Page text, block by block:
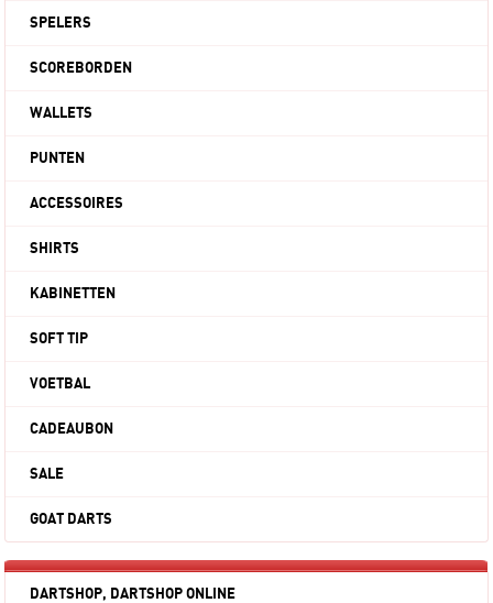
SPELERS
SCOREBORDEN
WALLETS
PUNTEN
ACCESSOIRES
SHIRTS
KABINETTEN
SOFT TIP
VOETBAL
CADEAUBON
SALE
GOAT DARTS
DARTSHOP, DARTSHOP ONLINE